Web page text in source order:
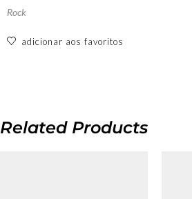
Rock
adicionar aos favoritos
Related Products